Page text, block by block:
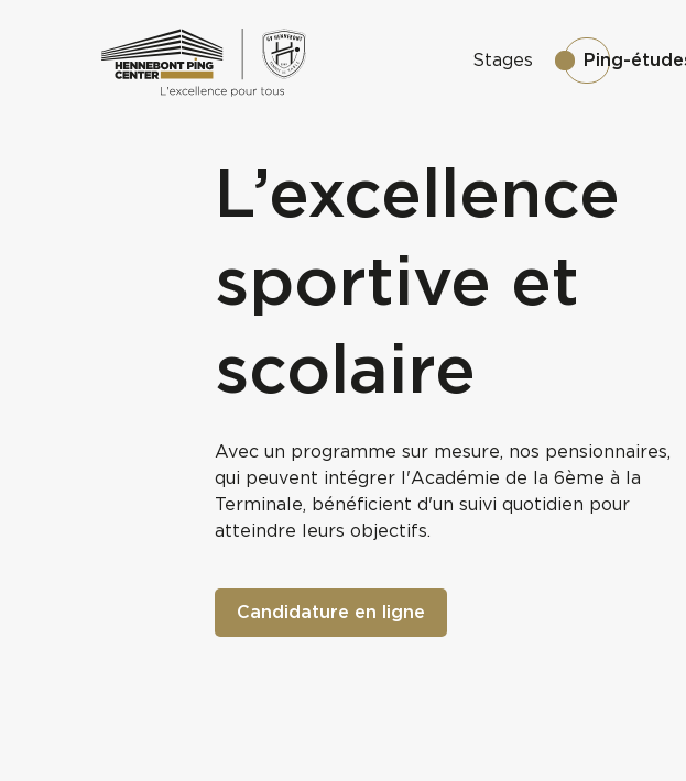
Stages Ping-
L’excellence
sportive et
scolaire
Avec un programme sur mesure, nos pensionnaires,
qui peuvent intégrer l'Académie de la 6ème à la
Terminale, bénéficient d'un suivi quotidien pour
atteindre leurs objectifs.
Candidature en ligne